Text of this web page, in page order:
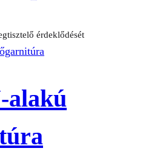
érdeklődését
alakú